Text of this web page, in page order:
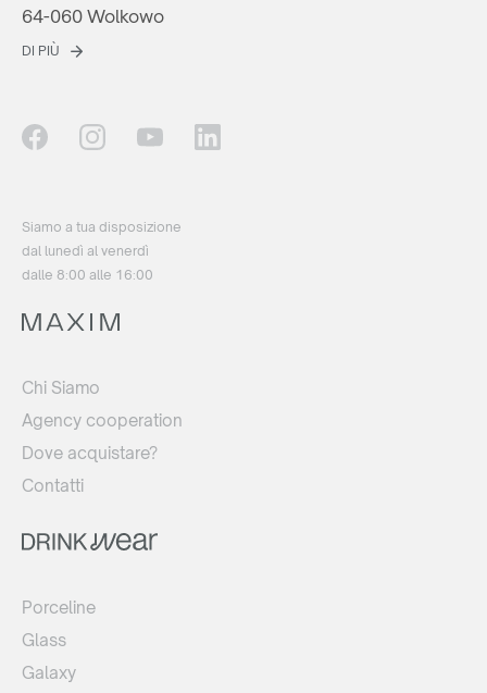
64-060 Wolkowo
DI PIÙ
Siamo a tua disposizione
dal lunedì al venerdì
dalle 8:00 alle 16:00
Chi Siamo
Agency cooperation
Dove acquistare?
Contatti
Porceline
Glass
Galaxy